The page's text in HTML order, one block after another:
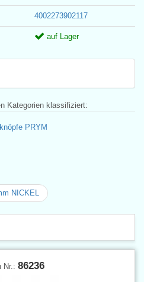
4002273902117
auf Lager
Kategorien klassifiziert:
PRYM
NICKEL
Nr.: 86236